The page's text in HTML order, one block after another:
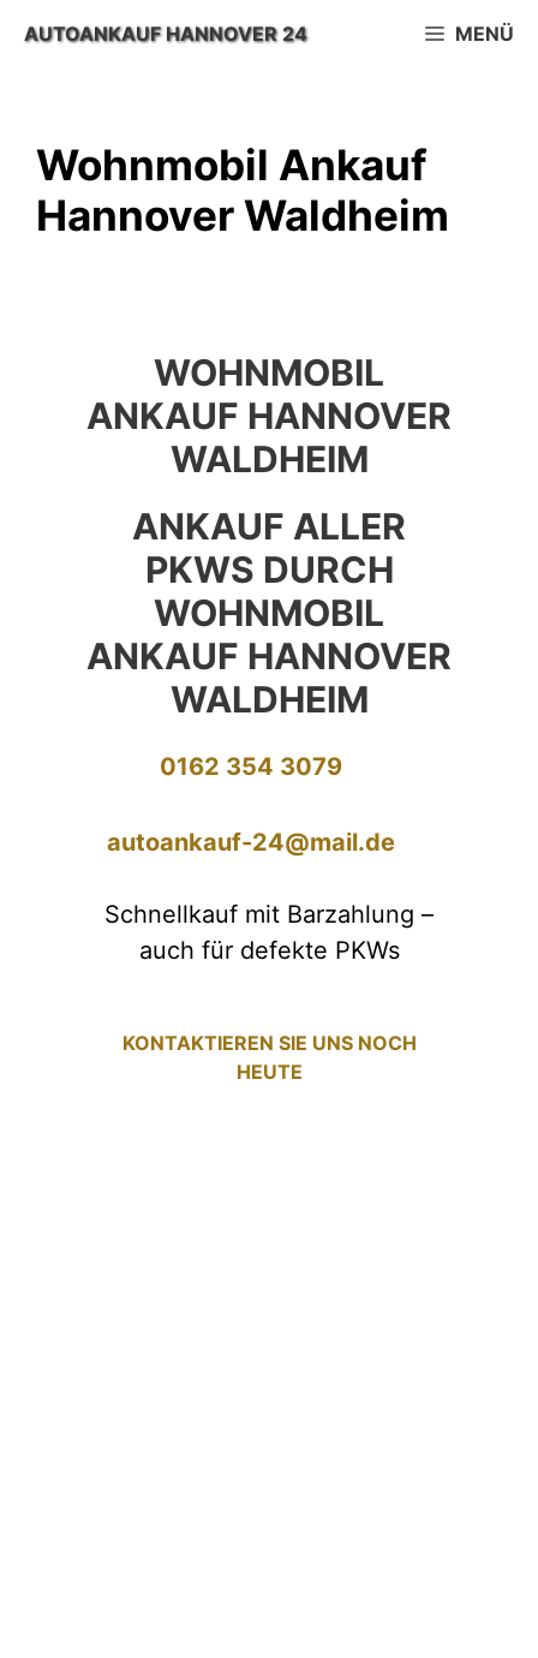
InhaltAUTOANKAUF HANNOVER 24 MENÜ
Wohnmobil Ankauf
Hannover Waldheim
WOHNMOBIL
ANKAUF HANNOVER
WALDHEIM
ANKAUF ALLER
PKWS DURCH
WOHNMOBIL
ANKAUF HANNOVER
WALDHEIM
0162 354 3079
autoankauf-24@mail.de
Schnellkauf mit Barzahlung –
auch für defekte PKWs
KONTAKTIEREN SIE UNS NOCH
HEUTE